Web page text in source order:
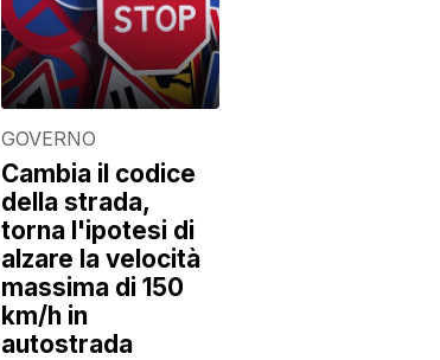
GOVERNO
Cambia il codice
della strada,
torna l'ipotesi di
alzare la velocità
massima di 150
km/h in
autostrada